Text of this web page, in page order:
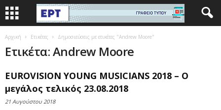
Αρχική Ετικέτες Δημοσιεύσεις με ετικέτες "Andrew Moore"
Ετικέτα: Andrew Moore
EUROVISION YOUNG MUSICIANS 2018 – Ο
μεγάλος τελικός 23.08.2018
21 Αυγούστου 2018